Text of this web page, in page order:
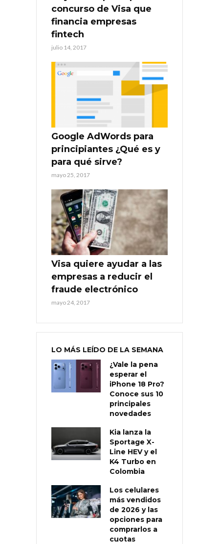
concurso de Visa que
financia empresas
fintech
julio 14, 2017
Google AdWords para
principiantes ¿Qué es y
para qué sirve?
mayo 25, 2017
Visa quiere ayudar a las
empresas a reducir el
fraude electrónico
mayo 24, 2017
LO MÁS LEÍDO DE LA SEMANA
¿Vale la pena
esperar el
iPhone 18 Pro?
Conoce sus 10
principales
novedades
Kia lanza la
Sportage X-
Line HEV y el
K4 Turbo en
Colombia
Los celulares
más vendidos
de 2026 y las
opciones para
comprarlos a
cuotas